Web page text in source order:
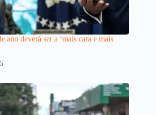
ano deverá ser a ‘mais cara e mais